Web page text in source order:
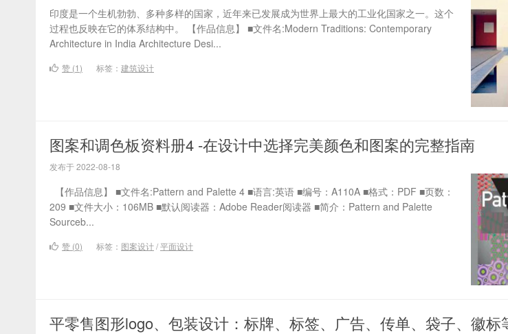
印度是一个生机勃勃、多种多样的国家，近年来已发展成为世界上最大的工业化国家之一。这个
过程也反映在它的体系结构中。 【作品信息】 ■文件名:Modern Traditions: Contemporary
Architecture in India Architecture Desi...
赞 (1) 标签： 建筑设计
图案和调色板资料册4 -在设计中选择完美颜色和图案的完整指南
发布于 2022-08-18
【作品信息】 ■文件名:Pattern and Palette 4 ■语言:英语 ■编号：A110A ■格式：PDF ■页数：
209 ■文件大小：106MB ■默认阅读器：Adobe Reader阅读器 ■简介：Pattern and Palette
Sourceb...
赞 (0) 标签： 图案设计/平面设计
平零售图形logo、包装设计：标牌、标签、广告、传单、袋子、徽标